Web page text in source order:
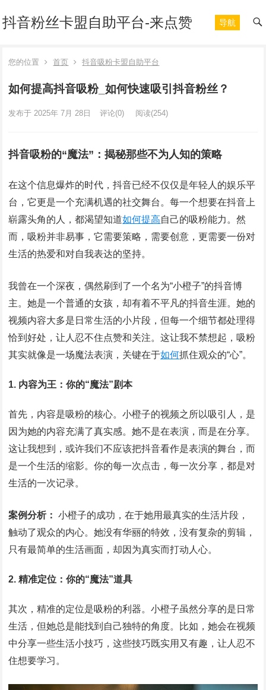
抖音粉丝卡盟自助平台-来点赞 导航
您的位置 首页 抖音吸粉卡盟自助平台
如何提高抖音吸粉_如何快速吸引抖音粉丝？
发布于 2025年 7月 28日 评论(0) 阅读(254)
抖音吸粉的“魔法”：揭秘那些不为人知的策略
在这个信息爆炸的时代，抖音已经不仅仅是年轻人的娱乐平
台，它更是一个充满机遇的社交舞台。每一个想要在抖音上
崭露头角的人，都渴望知道如何提高自己的吸粉能力。然
而，吸粉并非易事，它需要策略，需要创意，更需要一份对
生活的热爱和对自我表达的坚持。
我曾在一个深夜，偶然刷到了一个名为“小橙子”的抖音博
主。她是一个普通的女孩，却有着不平凡的抖音生涯。她的
视频内容大多是日常生活的小片段，但每一个细节都处理得
恰到好处，让人忍不住点赞和关注。这让我不禁想起，吸粉
其实就像是一场魔法表演，关键在于如何抓住观众的“心”。
1. 内容为王：你的“魔法”剧本
首先，内容是吸粉的核心。小橙子的视频之所以吸引人，是
因为她的内容充满了真实感。她不是在表演，而是在分享。
这让我想到，或许我们不应该把抖音看作是表演的舞台，而
是一个生活的缩影。你的每一次点击，每一次分享，都是对
生活的一次记录。
案例分析： 小橙子的成功，在于她用最真实的生活片段，
触动了观众的内心。她没有华丽的特效，没有复杂的剪辑，
只有最简单的生活画面，却因为真实而打动人心。
2. 精准定位：你的“魔法”道具
其次，精准的定位是吸粉的利器。小橙子虽然分享的是日常
生活，但她总是能找到自己独特的角度。比如，她会在视频
中分享一些生活小技巧，这些技巧既实用又有趣，让人忍不
住想要学习。